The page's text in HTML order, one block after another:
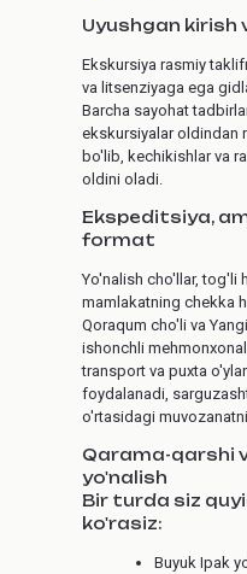
Uyushgan kirish
Ekskursiya rasmiy
va litsenziyaga ega
Barcha sayohat
ekskursiyalar oldindan
bo'lib, kechikishlar va
oldini oladi.
Ekspeditsiya,
format
Yo'nalish cho'llar, tog'li
mamlakatning chekka
Qoraqum cho'li va
ishonchli
transport va puxta
foydalanadi,
o'rtasidagi
Qarama-qarshi
yo'nalish
Bir turda siz
ko'rasiz:
Buyuk Ipak